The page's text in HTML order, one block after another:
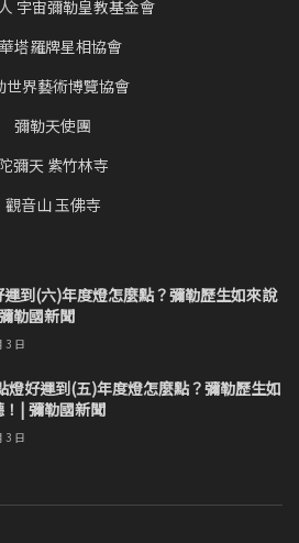
宇宙彌勒皇教基金會
塔羅牌星相協會
世界藝術博覽協會
彌勒天使團
陀彌天 紫竹林寺
觀音山 玉佛寺
到(六)年度燈怎麼點？彌勒歷生如來說
勒國新聞
3 日
燈好運到(五)年度燈怎麼點？彌勒歷生如
| 彌勒國新聞
3 日